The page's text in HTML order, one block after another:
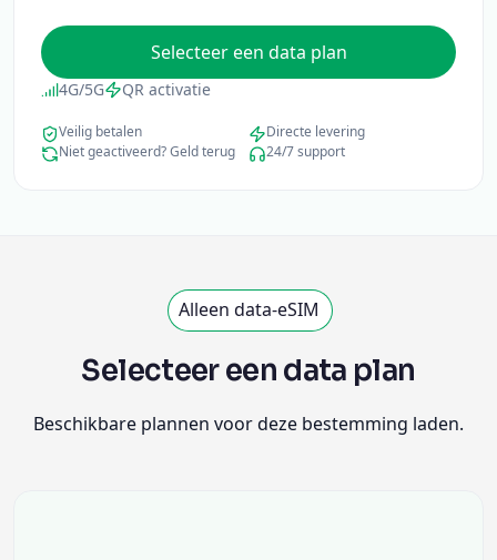
Selecteer een data plan
4G/5G QR activatie
Veilig betalen
Directe levering
Niet geactiveerd? Geld terug
24/7 support
Alleen data-eSIM
Selecteer een data plan
Beschikbare plannen voor deze bestemming laden.